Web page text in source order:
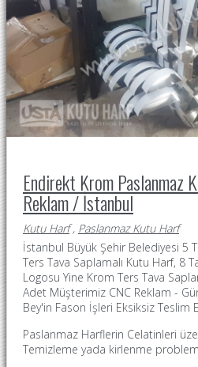
Endirekt Krom Paslanmaz
Reklam / İstanbul
Kutu Harf, Paslanmaz Kutu Harf
İstanbul Büyük Şehir Belediyesi 5
Ters Tava Saplamalı Kutu Harf, 8
Logosu Yine Krom Ters Tava
Adet Müşterimiz CNC Reklam -
Bey'in Fason İşleri Eksiksiz Teslim
Paslanmaz Harflerin Celatinleri
Temizleme yada kirlenme